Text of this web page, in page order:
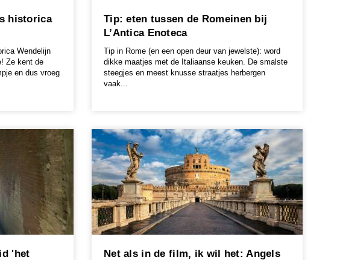
historica
Wendelijn
Ze kent de
en dus vroeg
Tip: eten tussen de Romeinen bij
L’Antica Enoteca
Tip in Rome (en een open deur van jewelste): word
dikke maatjes met de Italiaanse keuken. De smalste
steegjes en meest knusse straatjes herbergen
vaak...
'het
Net als in de film, ik wil het: Angels